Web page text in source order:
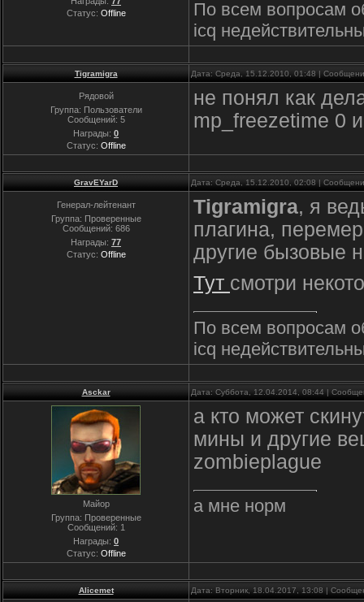
Статус: Offline
По всем вопросам
icq
Tigramigra Дата: Среда, 15.12.2010, 01:48 |
Рядовой
Группа: Пользователи
Сообщений: 5
Награды: 0
Статус: Offline
не понял как
mp_freezetime 0
GravEYarD Дата: Среда, 15.12.2010, 02:08 |
Генерал-лейтенант
Группа: Проверенные
Сообщений: 686
Награды: 77
Статус: Offline
Tigramigra, я
плагина,
другие бызовые
Тут смотри
По всем вопросам
icq
Asckar Дата: Суббота, 12.04.2014, 08:44 |
Майор
Группа: Проверенные
Сообщений: 1
Награды: 0
Статус: Offline
а кто может
мины и другие
zombieplague
а мне норм
Alicemet Дата: Вторник, 18.04.2017, 13:08 |